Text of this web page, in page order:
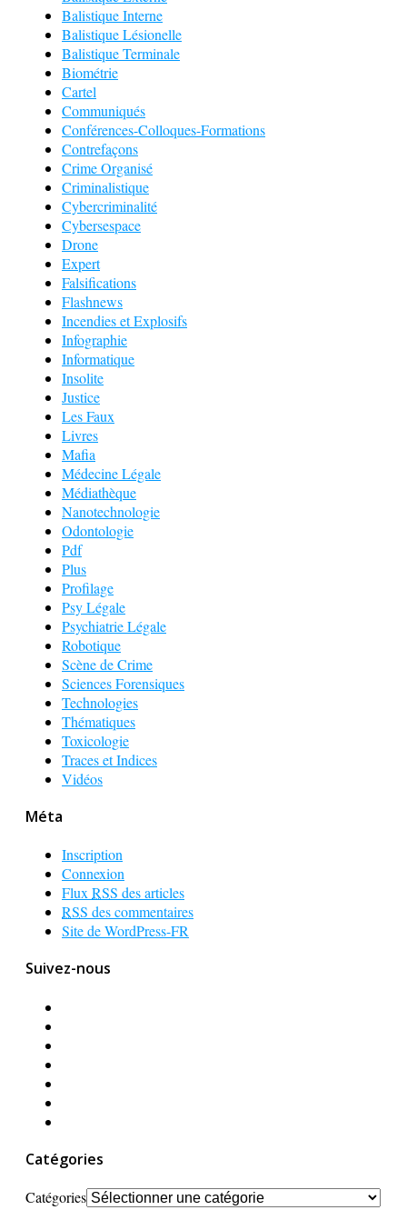
Balistique Interne
Balistique Lésionelle
Balistique Terminale
Biométrie
Cartel
Communiqués
Conférences-Colloques-Formations
Contrefaçons
Crime Organisé
Criminalistique
Cybercriminalité
Cybersespace
Drone
Expert
Falsifications
Flashnews
Incendies et Explosifs
Infographie
Informatique
Insolite
Justice
Les Faux
Livres
Mafia
Médecine Légale
Médiathèque
Nanotechnologie
Odontologie
Pdf
Plus
Profilage
Psy Légale
Psychiatrie Légale
Robotique
Scène de Crime
Sciences Forensiques
Technologies
Thématiques
Toxicologie
Traces et Indices
Vidéos
Méta
Inscription
Connexion
Flux RSS des articles
RSS des commentaires
Site de WordPress-FR
Suivez-nous
Catégories
Catégories